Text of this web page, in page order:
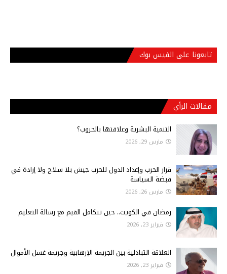
تابعونا على الفيس بوك
مقالات الرأي
التنمية البشرية وعلاقتها بالحروب؟
مارس 29, 2026
قرار الحرب وإعداد الدول للحرب جيش بلا سلاح ولا إرادة في
قبضة السياسة
مارس 26, 2026
رمضان في الكويت.. حين تتكامل القيم مع رسالة التعليم
فبراير 23, 2026
العلاقة التبادلية بين الجريمة الإرهابية وجريمة غسل الأموال
فبراير 23, 2026